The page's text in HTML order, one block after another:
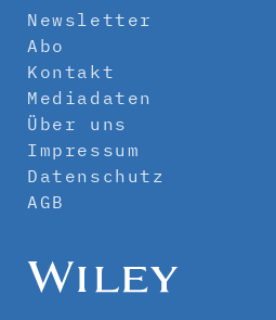
Newsletter
Abo
Kontakt
Mediadaten
Über uns
Impressum
Datenschutz
AGB